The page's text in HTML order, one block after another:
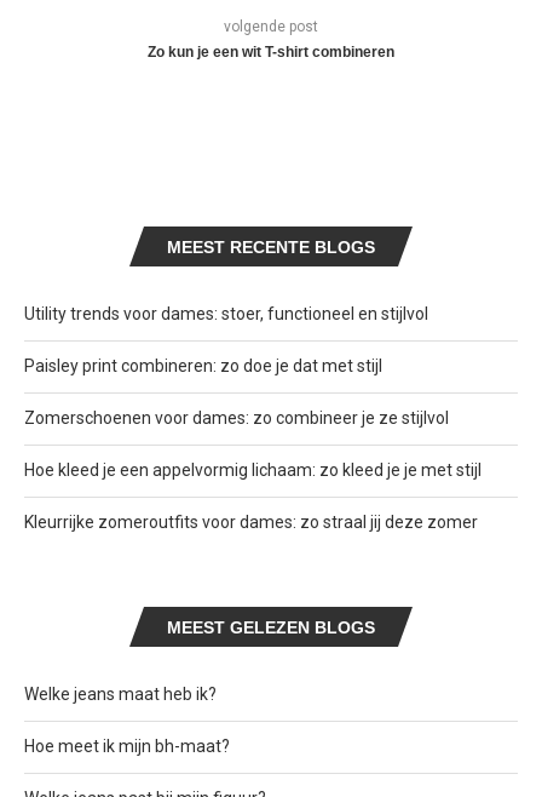
volgende post
Zo kun je een wit T-shirt combineren
MEEST RECENTE BLOGS
Utility trends voor dames: stoer, functioneel en stijlvol
Paisley print combineren: zo doe je dat met stijl
Zomerschoenen voor dames: zo combineer je ze stijlvol
Hoe kleed je een appelvormig lichaam: zo kleed je je met stijl
Kleurrijke zomeroutfits voor dames: zo straal jij deze zomer
MEEST GELEZEN BLOGS
Welke jeans maat heb ik?
Hoe meet ik mijn bh-maat?